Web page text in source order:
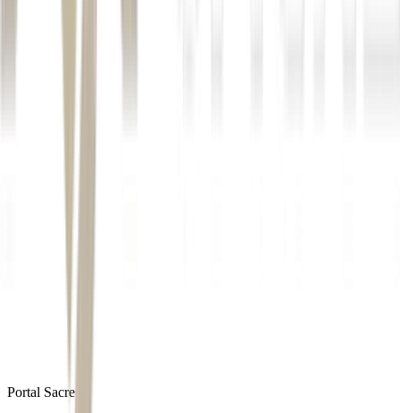
Portal Sacre